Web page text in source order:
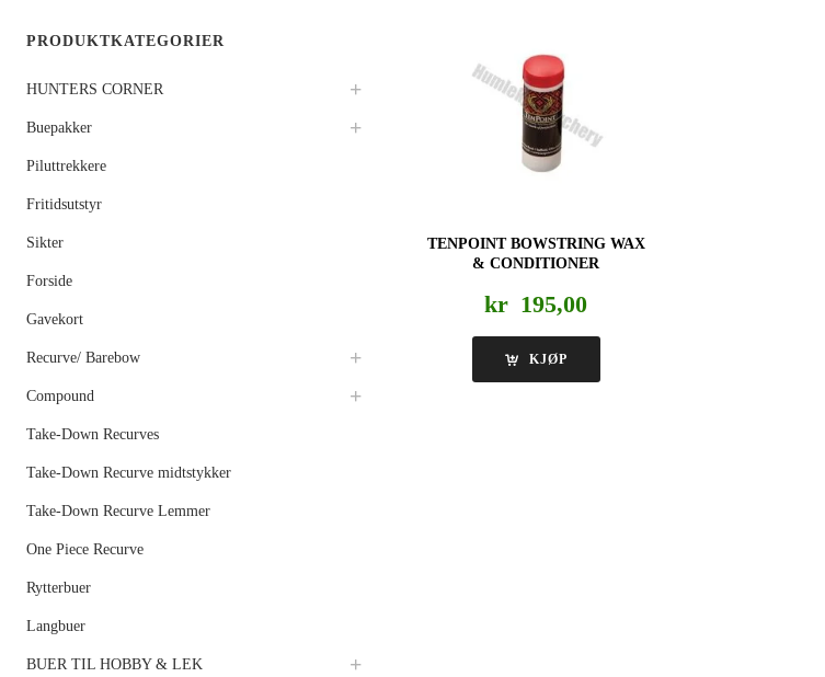
TENPOINT BOWSTRING WAX
& CONDITIONER
kr 195,00
KJØP
PRODUKTKATEGORIER
HUNTERS CORNER
Buepakker
Piluttrekkere
Fritidsutstyr
Sikter
Forside
Gavekort
Recurve/ Barebow
Compound
Take-Down Recurves
Take-Down Recurve midtstykker
Take-Down Recurve Lemmer
One Piece Recurve
Rytterbuer
Langbuer
BUER TIL HOBBY & LEK